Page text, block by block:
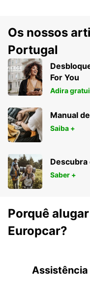
Os nossos
Portugal
For You
Adira
Manual
Saiba +
Descubra
Saber +
Porquê
Europcar?